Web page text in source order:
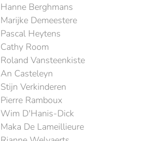
Hanne Berghmans
Marijke Demeestere
Pascal Heytens
Cathy Room
Roland Vansteenkiste
An Casteleyn
Stijn Verkinderen
Pierre Ramboux
Wim D'Hanis-Dick
Maka De Lameillieure